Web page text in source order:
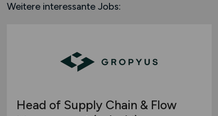
Schweiz
Weitere interessante Jobs:
Head of Supply Chain & Flow